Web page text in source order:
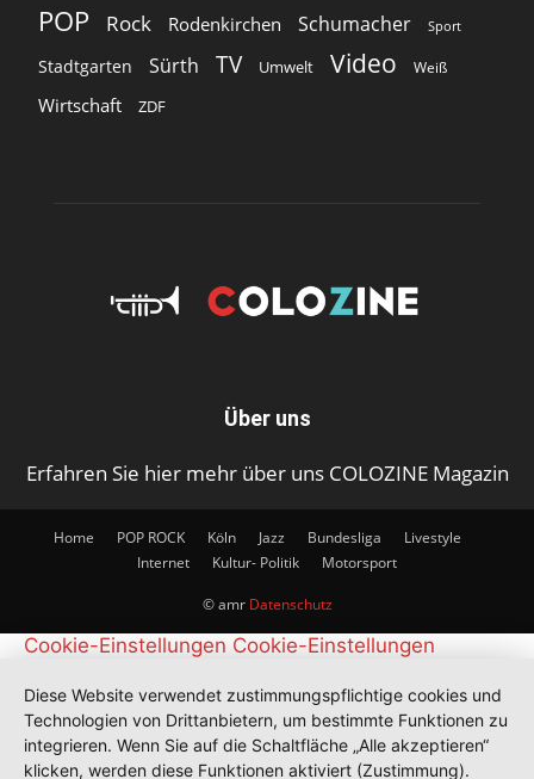
POP Rock Rodenkirchen Schumacher Sport
Stadtgarten Sürth TV Umwelt Video Weiß
Wirtschaft ZDF
Über uns
Erfahren Sie hier mehr über uns COLOZINE Magazin
Home POP ROCK Köln Jazz Bundesliga
Livestyle
Internet
Kultur- Politik Motorsport
© amr Datenschutz
Cookie-Einstellungen Cookie-Einstellungen
Diese Website verwendet zustimmungspflichtige cookies und
Technologien von Drittanbietern, um bestimmte Funktionen zu
integrieren. Wenn Sie auf die Schaltfläche „Alle akzeptieren“
klicken, werden diese Funktionen aktiviert (Zustimmung).